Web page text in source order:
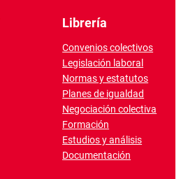
Librería
Convenios colectivos
Legislación laboral
Normas y estatutos
Planes de igualdad
Negociación colectiva
Formación
Estudios y análisis
Documentación